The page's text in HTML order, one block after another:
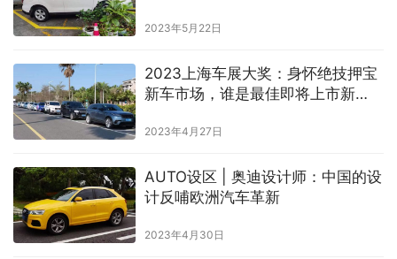
2023年5月22日
2023上海车展大奖：身怀绝技押宝
新车市场，谁是最佳即将上市新
2023年4月27日
AUTO设区 | 奥迪设计师：中国的设
计反哺欧洲汽车革新
2023年4月30日